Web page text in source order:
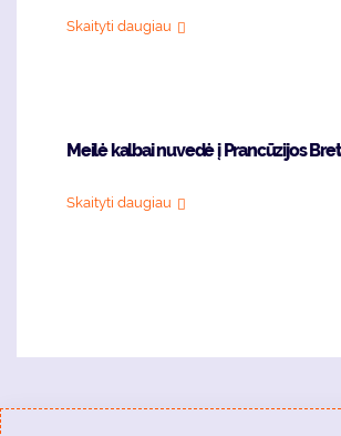
Skaityti daugiau
Meilė kalbai nuvedė į Prancūzijos
Skaityti daugiau